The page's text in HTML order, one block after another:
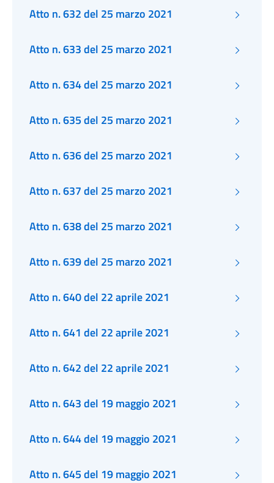
Atto n. 632 del 25 marzo 2021
Atto n. 633 del 25 marzo 2021
Atto n. 634 del 25 marzo 2021
Atto n. 635 del 25 marzo 2021
Atto n. 636 del 25 marzo 2021
Atto n. 637 del 25 marzo 2021
Atto n. 638 del 25 marzo 2021
Atto n. 639 del 25 marzo 2021
Atto n. 640 del 22 aprile 2021
Atto n. 641 del 22 aprile 2021
Atto n. 642 del 22 aprile 2021
Atto n. 643 del 19 maggio 2021
Atto n. 644 del 19 maggio 2021
Atto n. 645 del 19 maggio 2021